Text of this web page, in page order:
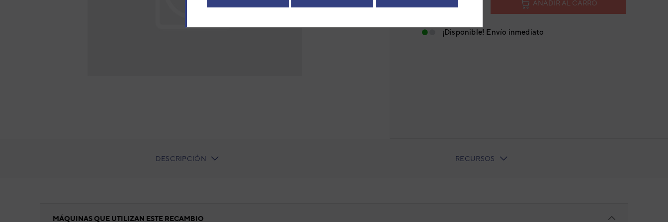
AÑADIR AL CARRO
¡Disponible! Envío inmediato
CURRENT
DESCRIPCIÓN RECURSOS
MÁQUINAS QUE UTILIZAN ESTE RECAMBIO